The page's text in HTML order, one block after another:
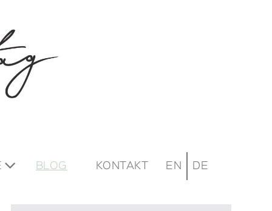
BLOG KONTAKT EN DE